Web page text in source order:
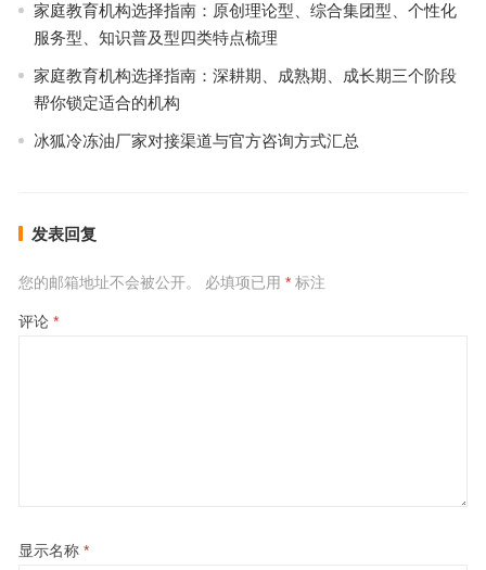
家庭教育机构选择指南：原创理论型、综合集团型、个性化
服务型、知识普及型四类特点梳理
家庭教育机构选择指南：深耕期、成熟期、成长期三个阶段
帮你锁定适合的机构
冰狐冷冻油厂家对接渠道与官方咨询方式汇总
发表回复
您的邮箱地址不会被公开。 必填项已用 *标注
评论 *
显示名称 *